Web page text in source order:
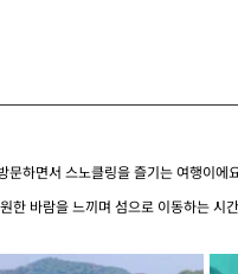
하면서 스노클링을 즐기는 여행이
한 바람을 느끼며 섬으로 이동하는 시